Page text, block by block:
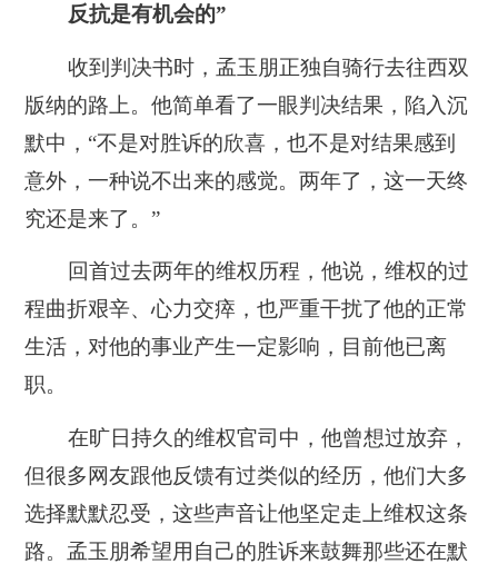
反抗是有机会的”
收到判决书时，孟玉朋正独自骑行去往西双
版纳的路上。他简单看了一眼判决结果，陷入沉
默中，“不是对胜诉的欣喜，也不是对结果感到
意外，一种说不出来的感觉。两年了，这一天终
究还是来了。”
回首过去两年的维权历程，他说，维权的过
程曲折艰辛、心力交瘁，也严重干扰了他的正常
生活，对他的事业产生一定影响，目前他已离
职。
在旷日持久的维权官司中，他曾想过放弃，
但很多网友跟他反馈有过类似的经历，他们大多
选择默默忍受，这些声音让他坚定走上维权这条
路。孟玉朋希望用自己的胜诉来鼓舞那些还在默